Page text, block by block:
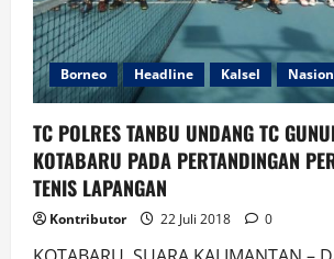
Borneo Headline Kalsel
TC POLRES TANBU UNDANG TC
KOTABARU PADA PERTANDINGAN
TENIS LAPANGAN
Kontributor 22 Juli 2018 0